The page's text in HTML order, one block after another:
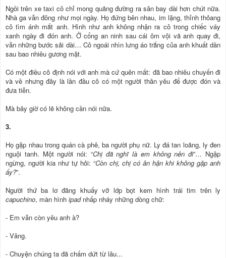
Ngồi trên xe taxi cô chỉ mong quãng đường ra sân bay dài hơn chút nữa.
Nhà ga vẫn đông như mọi ngày. Họ đứng bên nhau, im lặng, thỉnh thỏang
cô tìm ánh mắt anh. Hình như anh không nhận ra cô trong chiếc váy
xanh ngày đi đón anh. Ở cổng an ninh sau cái ôm vội vã anh quay đi,
vẫn những bước sải dài… Cô ngoái nhìn lưng áo trắng của anh khuất dần
sau bao nhiêu gương mặt.
Có một điều cô định nói với anh mà cứ quên mất: đã bao nhiêu chuyến đi
và về nhưng đây là lần đầu cô có một người thân yêu để được đón và
đưa tiễn.
Mà bây giờ có lẽ không cần nói nữa.
3.
Họ gặp nhau trong quán cà phê, ba người phụ nữ. Ly đá tan loãng, ly đen
nguội tanh. Một người nói: “Chị đã nghĩ là em không nên đi”… Ngập
ngừng, người kia như tự hỏi: “Còn chị, chị có ân hận khi không gặp anh
ấy?”.
Người thứ ba lơ đãng khuấy vỡ lớp bọt kem hình trái tim trên ly
capuchino, màn hình ipadnhấp nháy những dòng chữ:
- Em vẫn còn yêu anh à?
- Vâng.
- Chuyện chúng ta đã chấm dứt từ lâu...